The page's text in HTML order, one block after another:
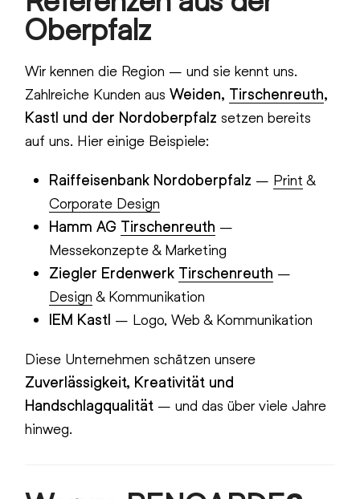
Oberpfalz
Wir kennen die Region – und sie kennt uns.
Zahlreiche Kunden ausWeiden, Tirschenreuth,
Kastl und der Nordoberpfalz setzen bereits
auf uns. Hier einige Beispiele:
Raiffeisenbank Nordoberpfalz – Print &
Corporate Design
Hamm AG Tirschenreuth –
Messekonzepte & Marketing
Ziegler Erdenwerk Tirschenreuth –
Design & Kommunikation
IEM Kastl – Logo, Web & Kommunikation
Diese Unternehmen schätzen unsere
Zuverlässigkeit, Kreativität und
Handschlagqualität – und das über viele Jahre
hinweg.